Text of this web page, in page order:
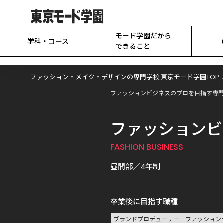
学科・コース
モード学園だから
できること
ファッション・メイク・デザインの専門学校 東京モード学園TOP
ファッションビジネスのプロを目指す専
ファッション
FASHION BUSINESS
昼間部／4年制
卒業後に目指す職種
ブランドプロデューサー ファッショ